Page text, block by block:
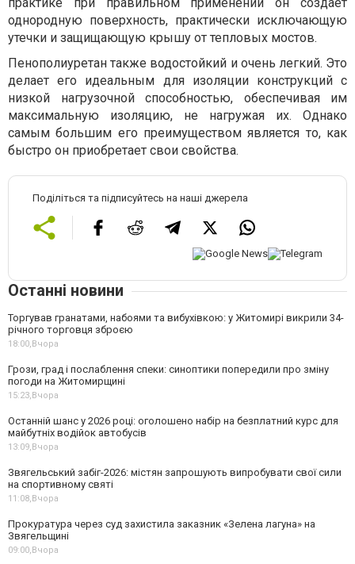
однородную поверхность, практически исключающую
утечки и защищающую крышу от тепловых мостов.
Пенополиуретан также водостойкий и очень легкий. Это
делает его идеальным для изоляции конструкций с
низкой нагрузочной способностью, обеспечивая им
максимальную изоляцию, не нагружая их. Однако
самым большим его преимуществом является то, как
быстро он приобретает свои свойства.
Поділіться та підписуйтесь на наші джерела
Останні новини
Торгував гранатами, набоями та вибухівкою: у Житомирі викрили 34-
річного торговця зброєю
18:00, Вчора
Грози, град і послаблення спеки: синоптики попередили про зміну
погоди на Житомирщині
15:23, Вчора
Останній шанс у 2026 році: оголошено набір на безплатний курс для
майбутніх водійок автобусів
13:09, Вчора
Звягельський забіг-2026: містян запрошують випробувати свої сили
на спортивному святі
11:08, Вчора
Прокуратура через суд захистила заказник «Зелена лагуна» на
Звягельщині
09:00, Вчора